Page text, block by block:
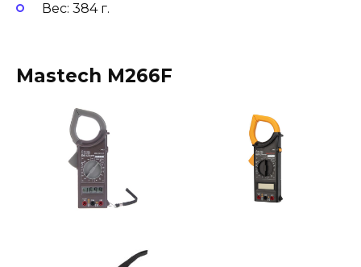
Вес: 384 г.
Mastech M266F